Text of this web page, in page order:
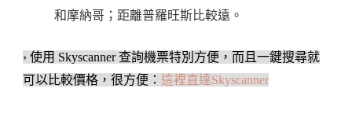
和摩納哥；距離普羅旺斯比較遠。
› 使用 Skyscanner 查詢機票特別方便，而且一鍵搜尋就
可以比較價格，很方便： 這裡直達Skyscanner